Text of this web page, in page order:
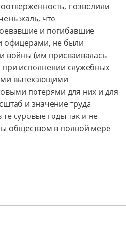
позволили
жаль, что
и погибавшие
офицерами, не были
войны (им присваивалась
исполнении служебных
вытекающими
потерями для них и для
и значение труда
суровые годы так и не
обществом в полной мере